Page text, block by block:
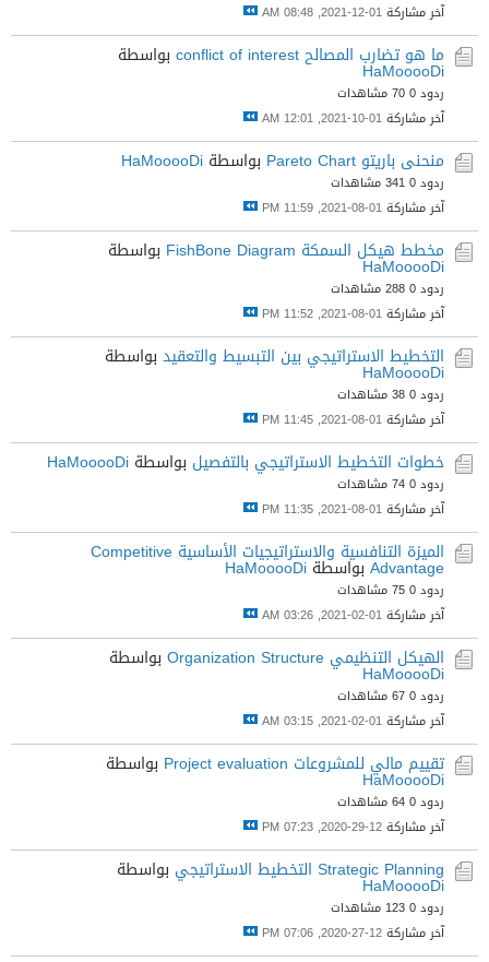
آخر مشاركة01-12-2021, 08:48 AM
ما هو تضارب المصالح conflict of interest بواسطة
HaMooooDi
ردود 0
70 مشاهدات
آخر مشاركة01-10-2021, 12:01 AM
منحنى باريتو Pareto Chart بواسطة HaMooooDi
ردود 0
341 مشاهدات
آخر مشاركة01-08-2021, 11:59 PM
مخطط هيكل السمكة FishBone Diagram بواسطة
HaMooooDi
ردود 0
288 مشاهدات
آخر مشاركة01-08-2021, 11:52 PM
التخطيط الاستراتيجي بين التبسيط والتعقيد بواسطة
HaMooooDi
ردود 0
38 مشاهدات
آخر مشاركة01-08-2021, 11:45 PM
خطوات التخطيط الاستراتيجي بالتفصيل بواسطة HaMooooDi
ردود 0
74 مشاهدات
آخر مشاركة01-08-2021, 11:35 PM
الميزة التنافسية والاستراتيجيات الأساسية Competitive
Advantage بواسطة HaMooooDi
ردود 0
75 مشاهدات
آخر مشاركة01-02-2021, 03:26 AM
الهيكل التنظيمي Organization Structure بواسطة
HaMooooDi
ردود 0
67 مشاهدات
آخر مشاركة01-02-2021, 03:15 AM
تقييم مالي للمشروعات Project evaluation بواسطة
HaMooooDi
ردود 0
64 مشاهدات
آخر مشاركة12-29-2020, 07:23 PM
Strategic Planning التخطيط الاستراتيجي بواسطة
HaMooooDi
ردود 0
123 مشاهدات
آخر مشاركة12-27-2020, 07:06 PM